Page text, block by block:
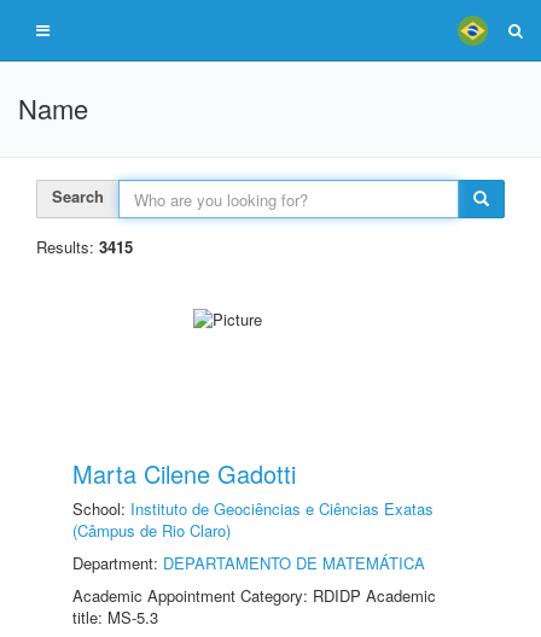
Name
Search
Results: 3415
Marta Cilene Gadotti
School: Instituto de Geociências e Ciências Exatas
(Câmpus de Rio Claro)
Department: DEPARTAMENTO DE MATEMÁTICA
Academic Appointment Category: RDIDP Academic
title: MS-5.3